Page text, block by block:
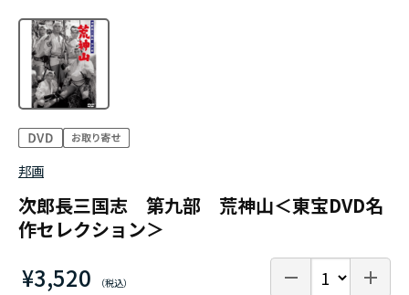
邦画
次郎長三国志 第九部 荒神山＜東宝DVD名
作セレクション＞
¥3,520